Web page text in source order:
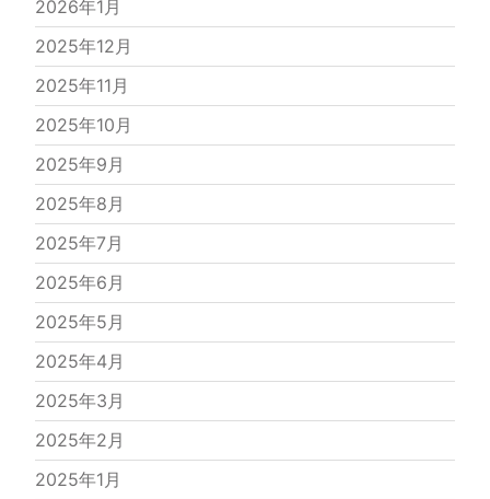
2026年1月
2025年12月
2025年11月
2025年10月
2025年9月
2025年8月
2025年7月
2025年6月
2025年5月
2025年4月
2025年3月
2025年2月
2025年1月